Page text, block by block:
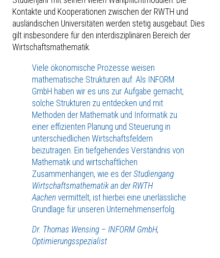
Kontakte und Kooperationen zwischen der RWTH und
ausländischen Universitäten werden stetig ausgebaut. Dies
gilt insbesondere für den interdisziplinären Bereich der
Wirtschaftsmathematik.
Viele ökonomische Prozesse weisen
mathematische Strukturen auf. Als INFORM
GmbH haben wir es uns zur Aufgabe gemacht,
solche Strukturen zu entdecken und mit
Methoden der Mathematik und Informatik zu
einer effizienten Planung und Steuerung in
unterschiedlichen Wirtschaftsfeldern
beizutragen. Ein tiefgehendes Verständnis von
Mathematik und wirtschaftlichen
Zusammenhängen, wie es der Studiengang
Wirtschaftsmathematik an der RWTH
Aachen vermittelt, ist hierbei eine unerlässliche
Grundlage für unseren Unternehmenserfolg.
Dr. Thomas Wensing – INFORM GmbH,
Optimierungsspezialist